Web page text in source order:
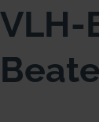
VLH-